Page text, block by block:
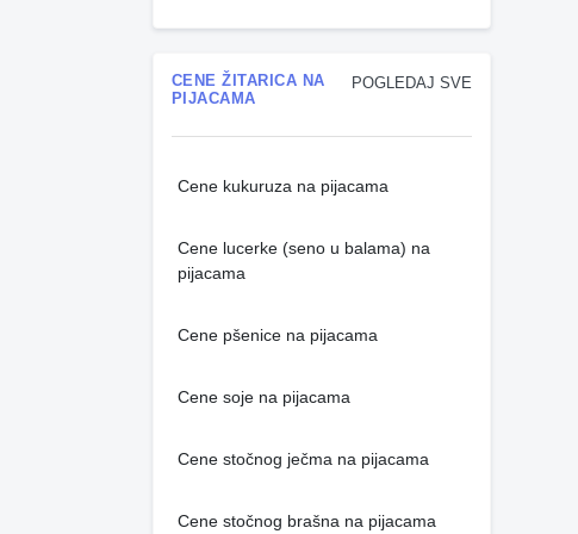
POGLEDAJ SVE
CENE ŽITARICA NA
PIJACAMA
Cene kukuruza na pijacama
Cene lucerke (seno u balama) na
pijacama
Cene pšenice na pijacama
Cene soje na pijacama
Cene stočnog ječma na pijacama
Cene stočnog brašna na pijacama